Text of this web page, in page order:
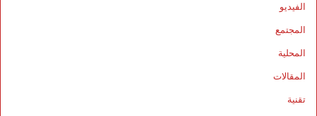
الفيديو
المجتمع
المحلية
المقالات
تقنية